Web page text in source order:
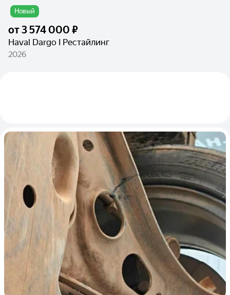
Новый
от3 574 000 ₽
Haval Dargo I Рестайлинг
2026